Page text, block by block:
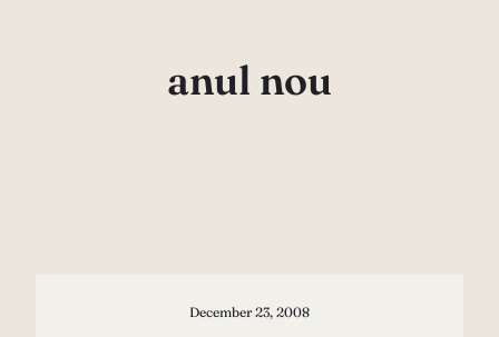
anul nou
December 23, 2008